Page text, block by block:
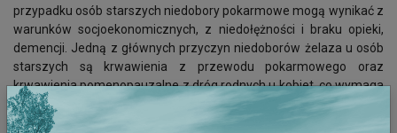
przypadku osób starszych niedobory pokarmowe mogą wynikać z
warunków socjoekonomicznych, z niedołężności i braku opieki,
demencji. Jedną z głównych przyczyn niedoborów żelaza u osób
starszych są krwawienia z przewodu pokarmowego oraz
krwawienia pomenopauzalne z dróg rodnych u kobiet, co wymaga
diagnostyki w kierunku procesu nowotworowego. Niedoborom
żelaza sprzyja także nadużywanie niesterydowych leków